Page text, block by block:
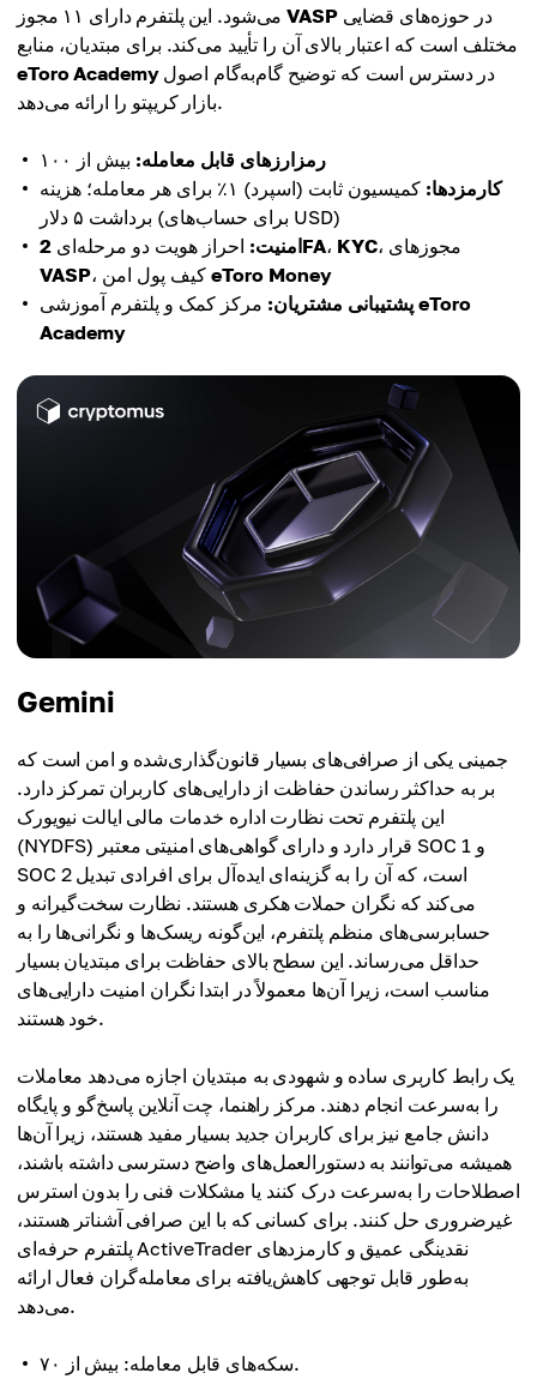
می‌شود. این پلتفرم دارای ۱۱ مجوزVASPدر حوزه‌های قضایی
مختلف است که اعتبار بالای آن را تأیید می‌کند. برای مبتدیان، منابع
eToro Academyدر دسترس است که توضیح گام‌به‌گام اصول
بازار کریپتو را ارائه می‌دهد.
رمزارزهای قابل معامله: بیش از ۱۰۰
کارمزدها:
کمیسیون ثابت (اسپرد) ۱٪ برای هر معامله؛ هزینه
برداشت ۵ دلار (برای حساب‌های USD)
امنیت: احراز هویت دو مرحله‌ای 2FA، KYC ، مجوزهای
VASP
eToro Money
پشتیبانی مشتریان: eToro
Academy
Gemini
جمینی یکی از صرافی‌های بسیار قانون‌گذاری‌شده و امن است که
بر به حداکثر رساندن حفاظت از دارایی‌های کاربران تمرکز دارد.
این پلتفرم تحت نظارت اداره خدمات مالی ایالت نیویورک
(NYDFS) قرار دارد و دارای گواهی‌های امنیتی معتبر SOC 1 و
SOC 2 است، که آن را به گزینه‌ای ایده‌آل برای افرادی تبدیل
می‌کند که نگران حملات هکری هستند. نظارت سخت‌گیرانه و
حسابرسی‌های منظم پلتفرم، این‌گونه ریسک‌ها و نگرانی‌ها را به
حداقل می‌رساند. این سطح بالای حفاظت برای مبتدیان بسیار
مناسب است، زیرا آن‌ها معمولاً در ابتدا نگران امنیت دارایی‌های
خود هستند.
یک رابط کاربری ساده و شهودی به مبتدیان اجازه می‌دهد معاملات
را به‌سرعت انجام دهند. مرکز راهنما، چت آنلاین پاسخ‌گو و پایگاه
دانش جامع نیز برای کاربران جدید بسیار مفید هستند، زیرا آن‌ها
همیشه می‌توانند به دستورالعمل‌های واضح دسترسی داشته باشند،
اصطلاحات را به‌سرعت درک کنند یا مشکلات فنی را بدون استرس
غیرضروری حل کنند. برای کسانی که با این صرافی آشناتر هستند،
پلتفرم حرفه‌ای ActiveTrader نقدینگی عمیق و کارمزدهای
به‌طور قابل توجهی کاهش‌یافته برای معامله‌گران فعال ارائه
می‌دهد.
سکه‌های قابل معامله: بیش از ۷۰.